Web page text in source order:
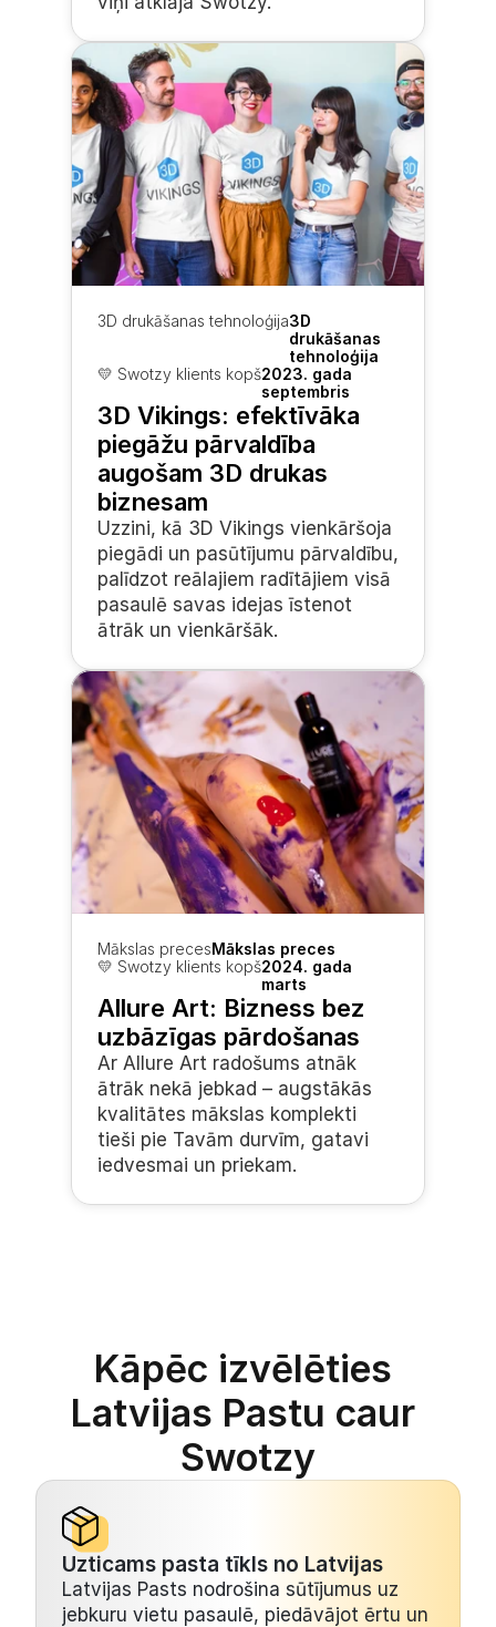
3D drukāšanas tehnoloģija3D
drukāšanas
tehnoloģija
💛 Swotzy klients kopš2023. gada
septembris
3D Vikings: efektīvāka
piegāžu pārvaldība
augošam 3D drukas
biznesam
Uzzini, kā 3D Vikings vienkāršoja
piegādi un pasūtījumu pārvaldību,
palīdzot reālajiem radītājiem visā
pasaulē savas idejas īstenot
ātrāk un vienkāršāk.
Mākslas precesMākslas preces
💛 Swotzy klients kopš2024. gada
marts
Allure Art: Bizness bez
uzbāzīgas pārdošanas
Ar Allure Art radošums atnāk
ātrāk nekā jebkad – augstākās
kvalitātes mākslas komplekti
tieši pie Tavām durvīm, gatavi
iedvesmai un priekam.
Kāpēc izvēlēties
Latvijas Pastu caur
Swotzy
Uzticams pasta tīkls no Latvijas
Latvijas Pasts nodrošina sūtījumus uz
jebkuru vietu pasaulē, piedāvājot ērtu un